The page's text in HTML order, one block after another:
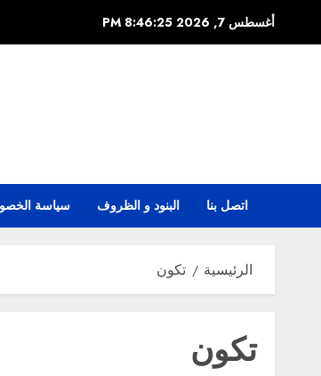
أغسطس 7, 2026 8:46:25 PM
اتصل بنا البنود و الظروف سياسة
الرئيسية تكون
تكون